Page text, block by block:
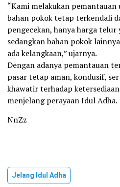
“Kami melakukan
bahan pokok tetap terkendali
pengecekan, hanya harga
sedangkan bahan pokok
ada kelangkaan,” ujarnya.
Dengan adanya pemantauan
pasar tetap aman, kondusif,
khawatir terhadap
menjelang perayaan Idul Adha.
NnZz
Jelang Idul Adha